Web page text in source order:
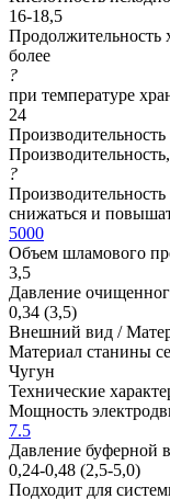
16-18,5
Продолжительность
более
?
при температуре
24
Производительность
?
снижаться и
5000
Объем шламового
3,5
Давление
0,34 (3,5)
Внешний вид /
Материал станины
Чугун
Технические
Мощность
7.5
Давление буферной
0,24-0,48 (2,5-5,0)
Подходит для